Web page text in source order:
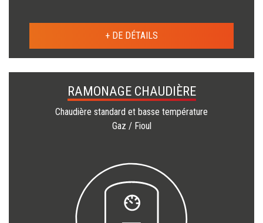
+ DE DÉTAILS
RAMONAGE CHAUDIÈRE
Chaudière standard et basse température
Gaz / Fioul